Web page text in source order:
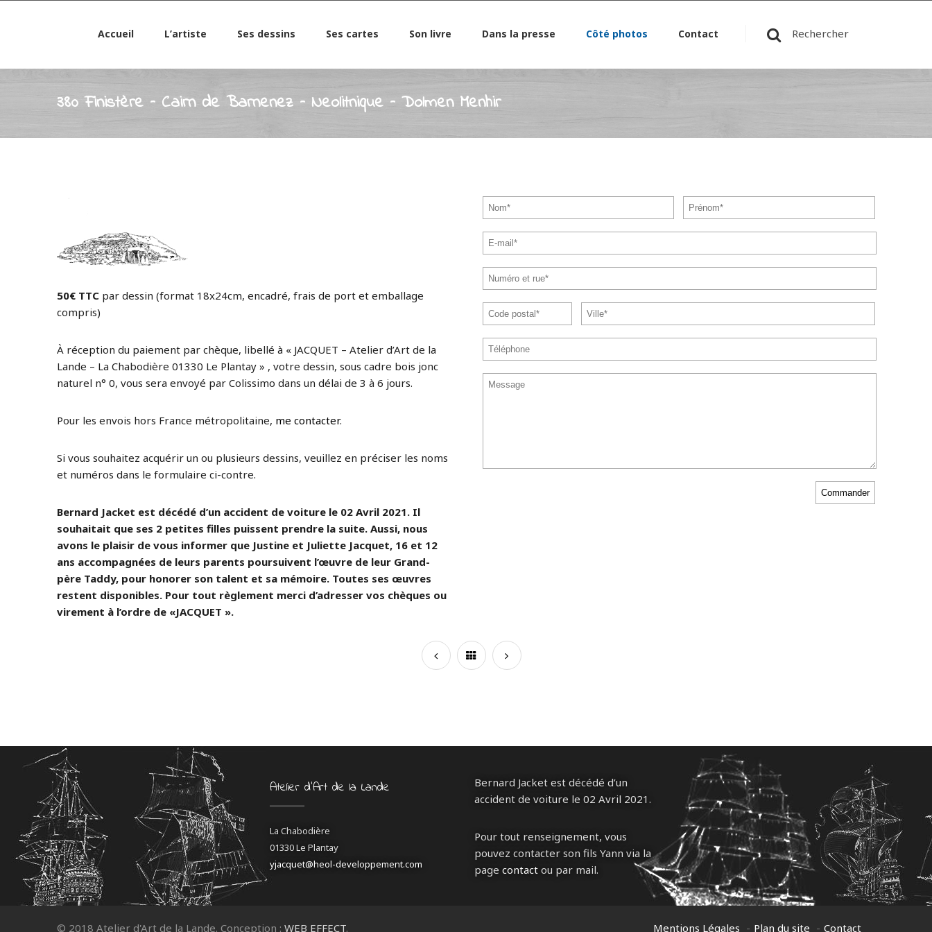
Accueil L’artiste Ses dessins Ses cartes Son livre Dans la presse Côté photos Contact Rechercher
380 Finistère – Cairn de Barnenez – Neolitnique – Dolmen Menhir
50€ TTC par dessin (format 18x24cm, encadré, frais de port et emballage
compris)
À réception du paiement par chèque, libellé à « JACQUET – Atelier d’Art de la
Lande – La Chabodière 01330 Le Plantay » , votre dessin, sous cadre bois jonc
naturel n° 0, vous sera envoyé par Colissimo dans un délai de 3 à 6 jours.
Pour les envois hors France métropolitaine, me contacter.
Si vous souhaitez acquérir un ou plusieurs dessins, veuillez en préciser les noms
et numéros dans le formulaire ci-contre.
Bernard Jacket est décédé d’un accident de voiture le 02 Avril 2021. Il
souhaitait que ses 2 petites filles puissent prendre la suite. Aussi, nous
avons le plaisir de vous informer que Justine et Juliette Jacquet, 16 et 12
ans accompagnées de leurs parents poursuivent l’œuvre de leur Grand-
père Taddy, pour honorer son talent et sa mémoire. Toutes ses œuvres
restent disponibles. Pour tout règlement merci d’adresser vos chèques ou
virement à l’ordre de «JACQUET ».
Atelier d’Art de la Lande
La Chabodière
01330 Le Plantay
yjacquet@heol-developpement.com
Bernard Jacket est décédé d’un
accident de voiture le 02 Avril 2021.
Pour tout renseignement, vous
pouvez contacter son fils Yann via la
page contactou par mail.
© 2018 Atelier d'Art de la Lande. Conception : WEB EFFECT. Mentions Légales Plan du site Contact